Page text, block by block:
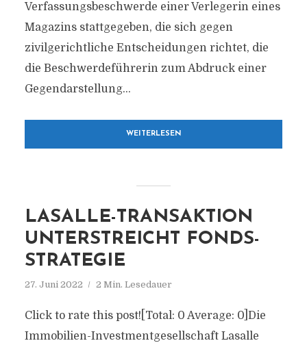
Verfassungsbeschwerde einer Verlegerin eines
Magazins stattgegeben, die sich gegen
zivilgerichtliche Entscheidungen richtet, die
die Beschwerdeführerin zum Abdruck einer
Gegendarstellung...
WEITERLESEN
LASALLE-TRANSAKTION
UNTERSTREICHT FONDS-
STRATEGIE
27. Juni 2022 2 Min. Lesedauer
Click to rate this post![Total: 0 Average: 0]Die
Immobilien-Investmentgesellschaft Lasalle